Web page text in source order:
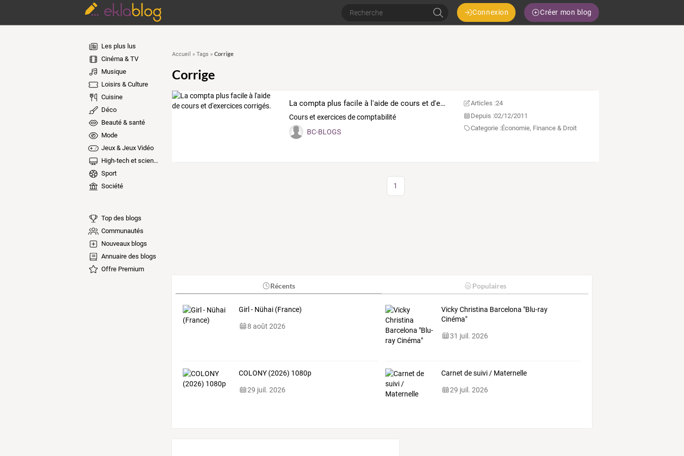
Connexion Créer mon blog
Les plus lus
Cinéma & TV
Musique
Loisirs & Culture
Cuisine
Déco
Beauté & santé
Mode
Jeux & Jeux Vidéo
High-tech et sciences
Sport
Société
Top des blogs
Communautés
Nouveaux blogs
Annuaire des blogs
Offre Premium
Accueil » Tags » Corrige
Corrige
La compta plus facile à l'aide de cours et d'exercices corrigés.
Cours et exercices de comptabilité
BC-BLOGS
Articles :24
Depuis :02/12/2011
Categorie :Économie, Finance & Droit
1
Récents Populaires
Girl - Nühai (France)
8 août 2026
Vicky Christina Barcelona "Blu-ray
Cinéma"
31 juil. 2026
COLONY (2026) 1080p
29 juil. 2026
Carnet de suivi / Maternelle
29 juil. 2026